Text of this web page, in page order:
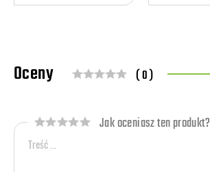
Oceny ( 0 )
Jak oceniasz ten produkt?